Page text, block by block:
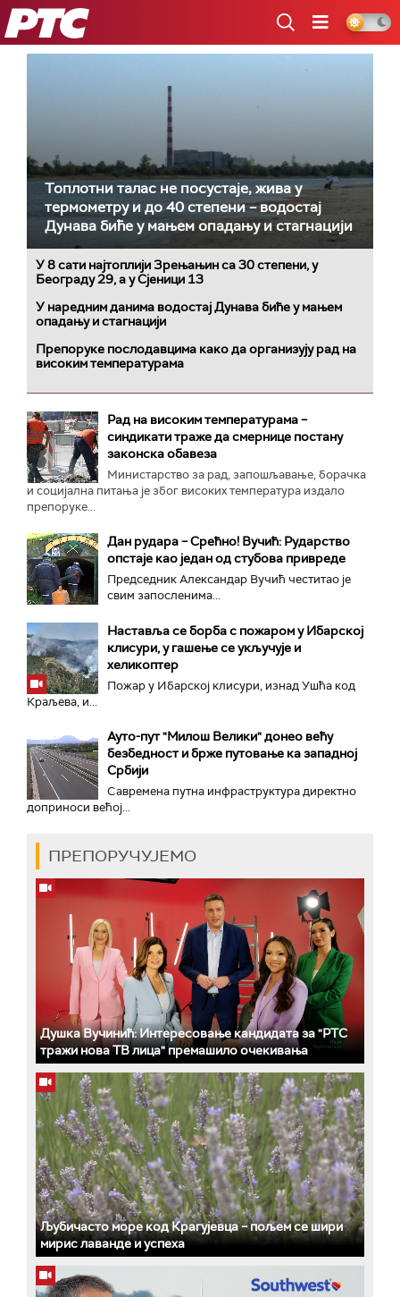
РТС
Топлотни талас не посустаје, жива у
термометру и до 40 степени – водостај
Дунава биће у мањем опадању и стагнацији
У 8 сати најтоплији Зрењањин са 30 степени, у
Београду 29, а у Сјеници 13
У наредним данима водостај Дунава биће у мањем
опадању и стагнацији
Препоруке послодавцима како да организују рад на
високим температурама
Рад на високим температурама –
синдикати траже да смернице постану
законска обавеза
Министарство за рад, запошљавање, борачка
и социјална питања је због високих температура издало
препоруке...
Дан рудара – Срећно! Вучић: Рударство
опстаје као један од стубова привреде
Председник Александар Вучић честитао је
свим запосленима...
Наставља се борба с пожаром у Ибарској
клисури, у гашење се укључује и
хеликоптер
Пожар у Ибарској клисури, изнад Ушћа код
Краљева, и...
Ауто-пут "Милош Велики" донео већу
безбедност и брже путовање ка западној
Србији
Савремена путна инфраструктура директно
доприноси већој...
ПРЕПОРУЧУЈЕМО
Душка Вучинић: Интересовање кандидата за "РТС
тражи нова ТВ лица" премашило очекивања
Љубичасто море код Крагујевца – пољем се шири
мирис лаванде и успеха